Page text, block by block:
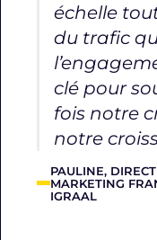
échelle
du trafic
clé pour
fois notre
notre
PAULINE,
MARKETING
IGRAAL